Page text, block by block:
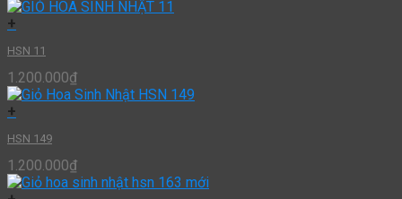
+
HSN 11
1.200.000₫
+
HSN 149
1.200.000₫